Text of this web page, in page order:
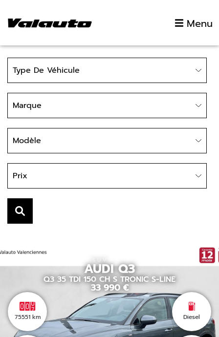
Menu
Type De Véhicule
Marque
Modèle
Prix
SUV
AUDI Q3
Q3 35 TDI 150 CH S TRONIC S-LINE
33 990 €
75551 km Diesel